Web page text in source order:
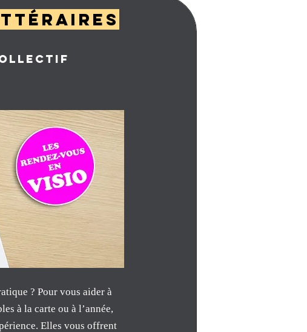
? Pour vous aider à
à la carte ou à l’année,
Elles vous offrent